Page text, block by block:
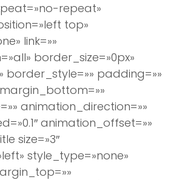
repeat»
top»
link=»»
border_size=»0px»
border_style=»» padding=»»
animation_direction=»»
animation_offset=»»
size=»3″
style_type=»none»